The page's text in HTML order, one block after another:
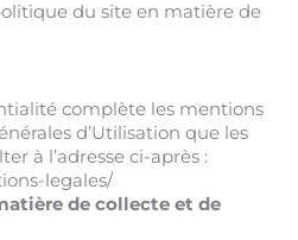
du site en matière de
complète les mentions
d’Utilisation que les
à l’adresse ci-après :
legales/
de collecte et de